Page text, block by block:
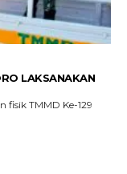
LAKSANAKAN
TMMD Ke-129